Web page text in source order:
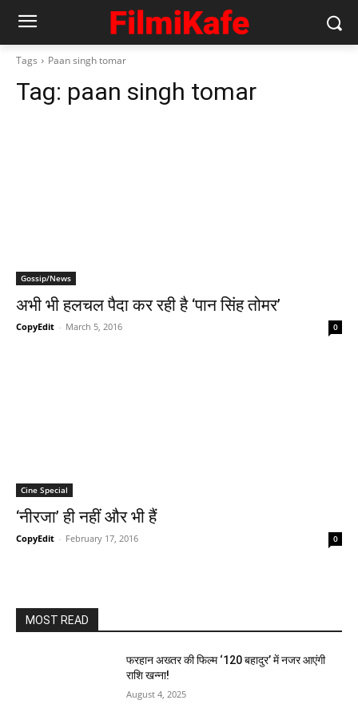
Tags Paan singh tomar
Tag: paan singh tomar
Gossip/News
अभी भी हलचल पैदा कर रही है ‘पान सिंह तोमर’
CopyEdit - March 5, 2016 0
Cine Special
‘नीरजा’ ही नहीं और भी हैं
CopyEdit - February 17, 2016 0
MOST READ
फरहान अख्तर की फिल्म ‘120 बहादुर’ में नजर आएंगी
राशि खन्ना!
August 4, 2025